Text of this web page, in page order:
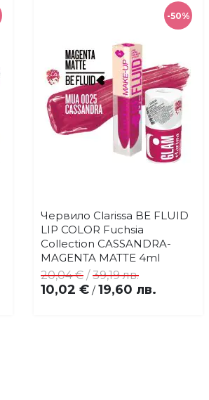
-50%
Добави
в
любими
Купи
Червило Clarissa BE FLUID
LIP COLOR Fuchsia
Collection CASSANDRA-
MAGENTA MATTE 4ml
10,02 € / 19,60 лв.
20,04 € /39,19 лв.